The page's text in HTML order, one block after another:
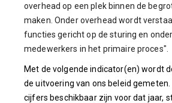
overhead op een plek binnen de
maken. Onder overhead wordt
functies gericht op de sturing en
medewerkers in het primaire proces".
Met de volgende indicator(en) wordt
de uitvoering van ons beleid gemeten.
cijfers beschikbaar zijn voor dat jaar,